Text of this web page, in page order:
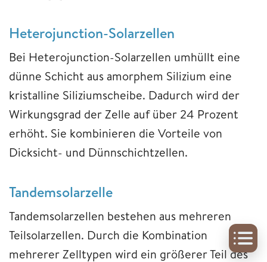
Heterojunction-Solarzellen
Bei Heterojunction-Solarzellen umhüllt eine
dünne Schicht aus amorphem Silizium eine
kristalline Siliziumscheibe. Dadurch wird der
Wirkungsgrad der Zelle auf über 24 Prozent
erhöht. Sie kombinieren die Vorteile von
Dicksicht- und Dünnschichtzellen.
Tandemsolarzelle
Tandemsolarzellen bestehen aus mehreren
Teilsolarzellen. Durch die Kombination
mehrerer Zelltypen wird ein größerer Teil des